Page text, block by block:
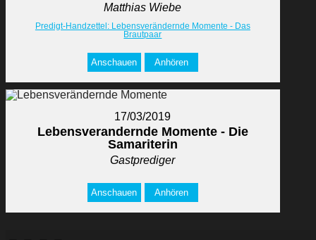
Matthias Wiebe
Predigt-Handzettel: Lebensverändernde Momente - Das
Brautpaar
Anschauen Anhören
17/03/2019
Lebensverandernde Momente - Die
Samariterin
Gastprediger
Anschauen Anhören